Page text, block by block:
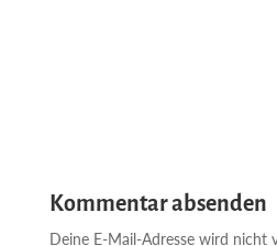
Kommentar absenden
Deine E-Mail-Adresse wird nicht